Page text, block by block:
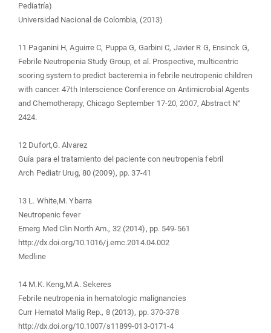
Pediatría)
Universidad Nacional de Colombia, (2013)
11 Paganini H, Aguirre C, Puppa G, Garbini C, Javier R G, Ensinck G,
Febrile Neutropenia Study Group, et al. Prospective, multicentric
scoring system to predict bacteremia in febrile neutropenic children
with cancer. 47th Interscience Conference on Antimicrobial Agents
and Chemotherapy, Chicago September 17-20, 2007, Abstract N°
2424.
12 Dufort,G. Alvarez
Guía para el tratamiento del paciente con neutropenia febril
Arch Pediatr Urug, 80 (2009), pp. 37-41
13 L. White,M. Ybarra
Neutropenic fever
Emerg Med Clin North Am., 32 (2014), pp. 549-561
http://dx.doi.org/10.1016/j.emc.2014.04.002
Medline
14 M.K. Keng,M.A. Sekeres
Febrile neutropenia in hematologic malignancies
Curr Hematol Malig Rep., 8 (2013), pp. 370-378
http://dx.doi.org/10.1007/s11899-013-0171-4